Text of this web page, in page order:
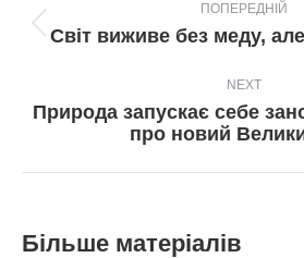
navigation
ПОПЕРЕДНІЙ
Світ виживе без меду,
NEXT
Next
post:
Природа запускає себе
про новий
Більше матеріалів